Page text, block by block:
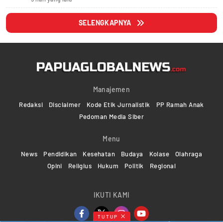
SELENGKAPNYA
Manajemen
Redaksi Disclaimer Kode Etik Jurnalistik
PP Ramah Anak
Pedoman Media Siber
Menu
News Pendidikan Kesehatan Budaya Kolase
Olahraga
Opini
Religius Hukum Politik Regional
IKUTI KAMI
TUTUP